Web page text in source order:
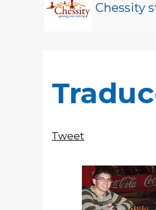
Chessity
Tweet